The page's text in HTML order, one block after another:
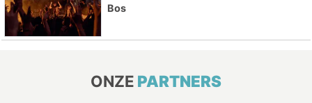
Bos
ONZE PARTNERS